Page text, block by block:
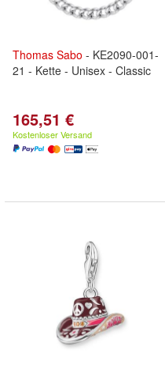
Thomas Sabo - KE2090-001-
21 - Kette - Unisex - Classic
165,51 €
Kostenloser Versand